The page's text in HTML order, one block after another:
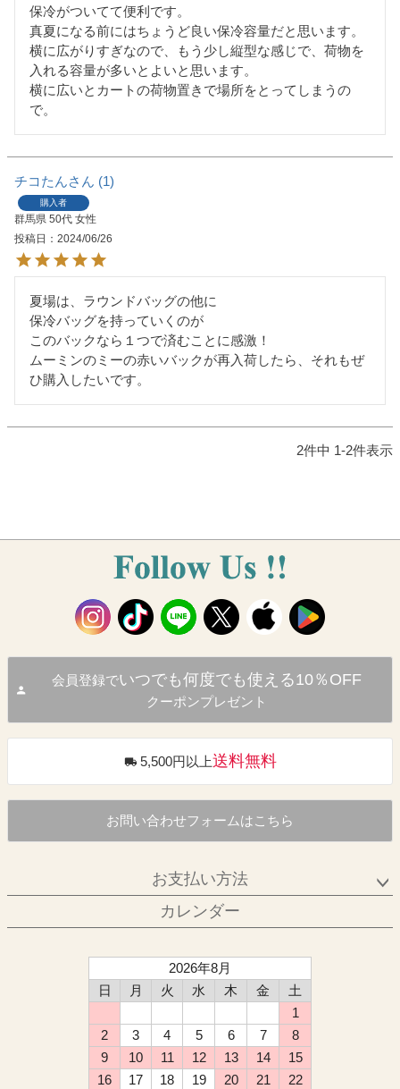
保冷がついてて便利です。
真夏になる前にはちょうど良い保冷容量だと思います。
横に広がりすぎなので、もう少し縦型な感じで、荷物を
入れる容量が多いとよいと思います。
横に広いとカートの荷物置きで場所をとってしまうの
で。
チコたん 1
購入者
群馬県 50代 女性
投稿日
2024/06/26
夏場は、ラウンドバッグの他に
保冷バッグを持っていくのが
このバックなら１つで済むことに感激！
ムーミンのミーの赤いバックが再入荷したら、それもぜ
ひ購入したいです。
2件中 1-2件表示
会員登録でいつでも何度でも使える10％OFF
クーポンプレゼント
5,500円以上送料無料
お問い合わせフォームはこちら
お支払い方法
カレンダー
2026年8月
日
月 火 水 木 金
土
1
2
3 4 5 6 7
8
9
10 11 12 13 14
15
16
17 18 19 20 21
22